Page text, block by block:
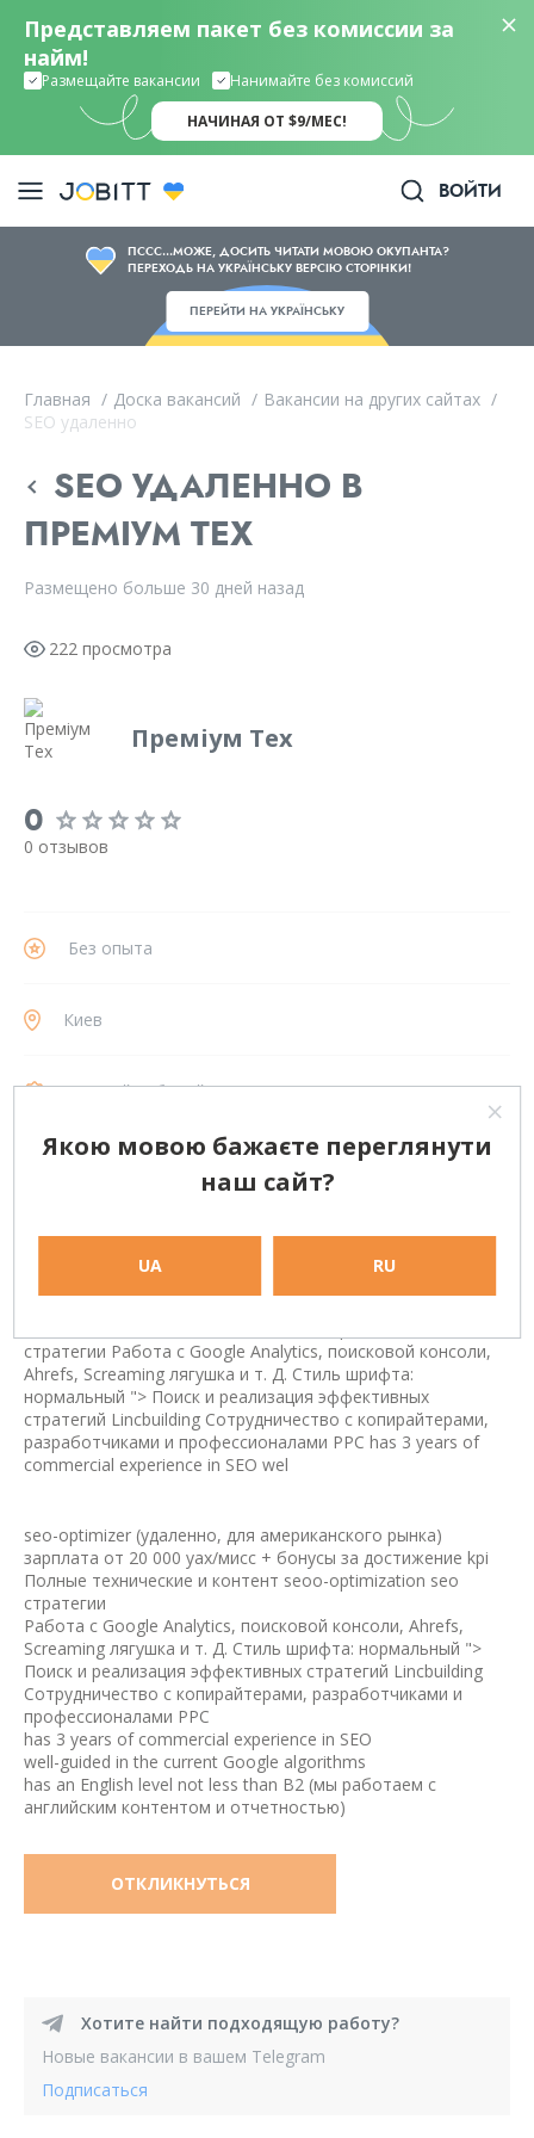
Представляем пакет без комиссии за
найм!
Размещайте вакансии Нанимайте без комиссий
НАЧИНАЯ ОТ $9/МЕС!
ВОЙТИ
ПССС...МОЖЕ, ДОСИТЬ ЧИТАТИ МОВОЮ ОКУПАНТА?
ПЕРЕХОДЬ НА УКРАЇНСЬКУ ВЕРСІЮ СТОРІНКИ!
ПЕРЕЙТИ НА УКРАЇНСЬКУ
Главная / Доска вакансий / Вакансии на других сайтах /
SEO удаленно
SEO УДАЛЕННО В
ПРЕМІУМ ТЕХ
Размещено больше 30 дней назад
222 просмотра
Преміум Тех
0
0 отзывов
Без опыта
Киев
Полный рабочий день
ОРИГИНАЛ
стратегии Работа с Google Analytics, поисковой консоли,
Ahrefs, Screaming лягушка и т. Д. Стиль шрифта:
нормальный "> Поиск и реализация эффективных
стратегий Lincbuilding Сотрудничество с копирайтерами,
разработчиками и профессионалами PPC has 3 years of
commercial experience in SEO wel
seo-optimizer (удаленно, для американского рынка)
зарплата от 20 000 уах/мисс + бонусы за достижение kpi
Полные технические и контент seoo-optimization seo
стратегии
Работа с Google Analytics, поисковой консоли, Ahrefs,
Screaming лягушка и т. Д. Стиль шрифта: нормальный ">
Поиск и реализация эффективных стратегий Lincbuilding
Сотрудничество с копирайтерами, разработчиками и
профессионалами PPC
has 3 years of commercial experience in SEO
well-guided in the current Google algorithms
has an English level not less than B2 (мы работаем с
английским контентом и отчетностью)
ОТКЛИКНУТЬСЯ
Хотите найти подходящую работу?
Новые вакансии в вашем Telegram
Подписаться
Якою мовою бажаєте переглянути
наш сайт?
UA RU